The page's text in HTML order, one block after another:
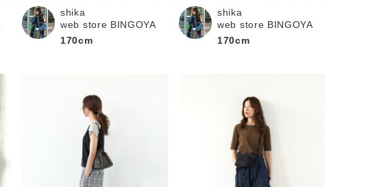
shika
web store BINGOYA
170cm
shika
web store BINGOYA
170cm